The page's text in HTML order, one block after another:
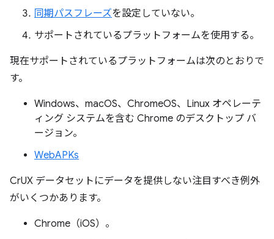
同期パスフレーズを設定していない。
サポートされているプラットフォームを使用する。
現在サポートされているプラットフォームは次のとおりで
す。
Windows、macOS、ChromeOS、Linux オペレーテ
ィング システムを含む Chrome のデスクトップ バ
ージョン。
WebAPKs
CrUX データセットにデータを提供しない注目すべき例外
がいくつかあります。
Chrome（iOS）。